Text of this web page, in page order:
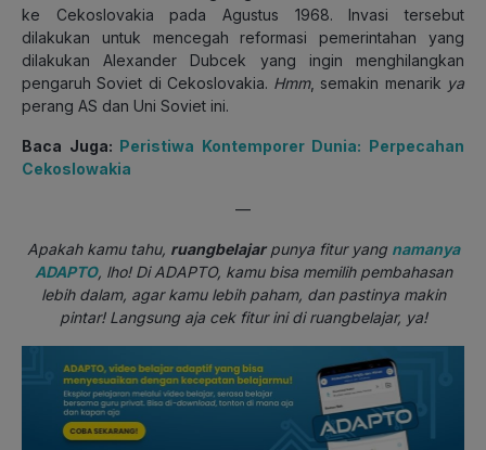
ke Cekoslovakia pada Agustus 1968. Invasi tersebut
dilakukan untuk mencegah reformasi pemerintahan yang
dilakukan Alexander Dubcek yang ingin menghilangkan
pengaruh Soviet di Cekoslovakia. Hmm, semakin menarik ya
perang AS dan Uni Soviet ini.
Baca Juga: Peristiwa Kontemporer Dunia: Perpecahan
Cekoslowakia
—
Apakah kamu tahu, ruangbelajarpunya fitur yang namanya
ADAPTO, lho! Di ADAPTO, kamu bisa memilih pembahasan
lebih dalam, agar kamu lebih paham, dan pastinya makin
pintar! Langsung aja cek fitur ini di ruangbelajar, ya!